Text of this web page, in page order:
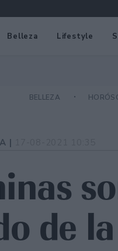
Belleza Lifestyle
BELLEZA
|
de